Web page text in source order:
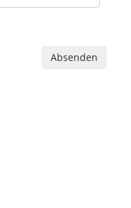
Absenden